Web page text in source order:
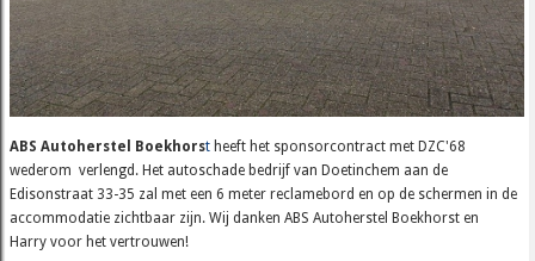
ABS Autoherstel Boekhorst heeft het sponsorcontract met DZC'68
wederom verlengd. Het autoschade bedrijf van Doetinchem aan de
Edisonstraat 33-35 zal met een 6 meter reclamebord en op de schermen in de
accommodatie zichtbaar zijn. Wij danken ABS Autoherstel Boekhorst en
Harry voor het vertrouwen!